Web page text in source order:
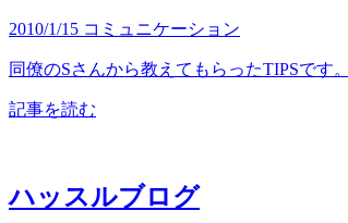
2010/1/15 コミュニケーション
同僚のSさんから教えてもらったTIPSで
記事を読む
ハッスルブログ